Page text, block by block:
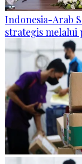
Indonesia-Arab
strategis melalui